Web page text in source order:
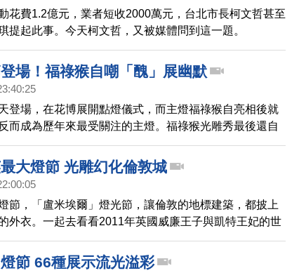
花費1.2億元，業者短收2000萬元，台北市長柯文哲甚至
提起此事。今天柯文哲，又被媒體問到這一題。
場！福祿猴自嘲「醜」展幽默
登場，在花博展開點燈儀式，而主燈福祿猴自亮相後就
而成為歷年來最受關注的主燈。福祿猴光雕秀最後還自
不少民眾大呼「有梗！」
大燈節 光雕幻化倫敦城
節，「盧米埃爾」燈光節，讓倫敦的地標建築，都披上
外衣。一起去看看2011年英國威廉王子與凱特王妃的世
地點西敏寺，在藝術家打造下變成什麼模樣。
節 66種展示流光溢彩